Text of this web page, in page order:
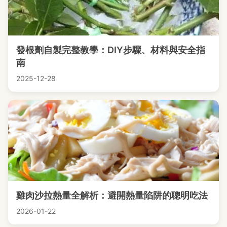
發根劑自製完整教學：DIY步驟、材料與安全指
南
2025-12-28
雞肉沙拉熱量全解析：避開熱量陷阱的聰明吃法
2026-01-22